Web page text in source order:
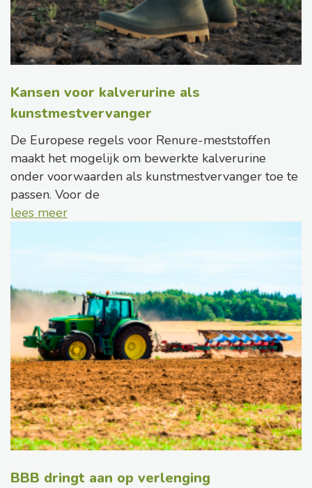
Kansen voor kalverurine als
kunstmestvervanger
De Europese regels voor Renure-meststoffen
maakt het mogelijk om bewerkte kalverurine
onder voorwaarden als kunstmestvervanger toe te
passen. Voor de
lees meer
BBB dringt aan op verlenging